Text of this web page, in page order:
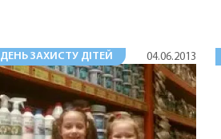
ДЕНЬ ЗАХИСТУ ДІТЕЙ 04.06.2013